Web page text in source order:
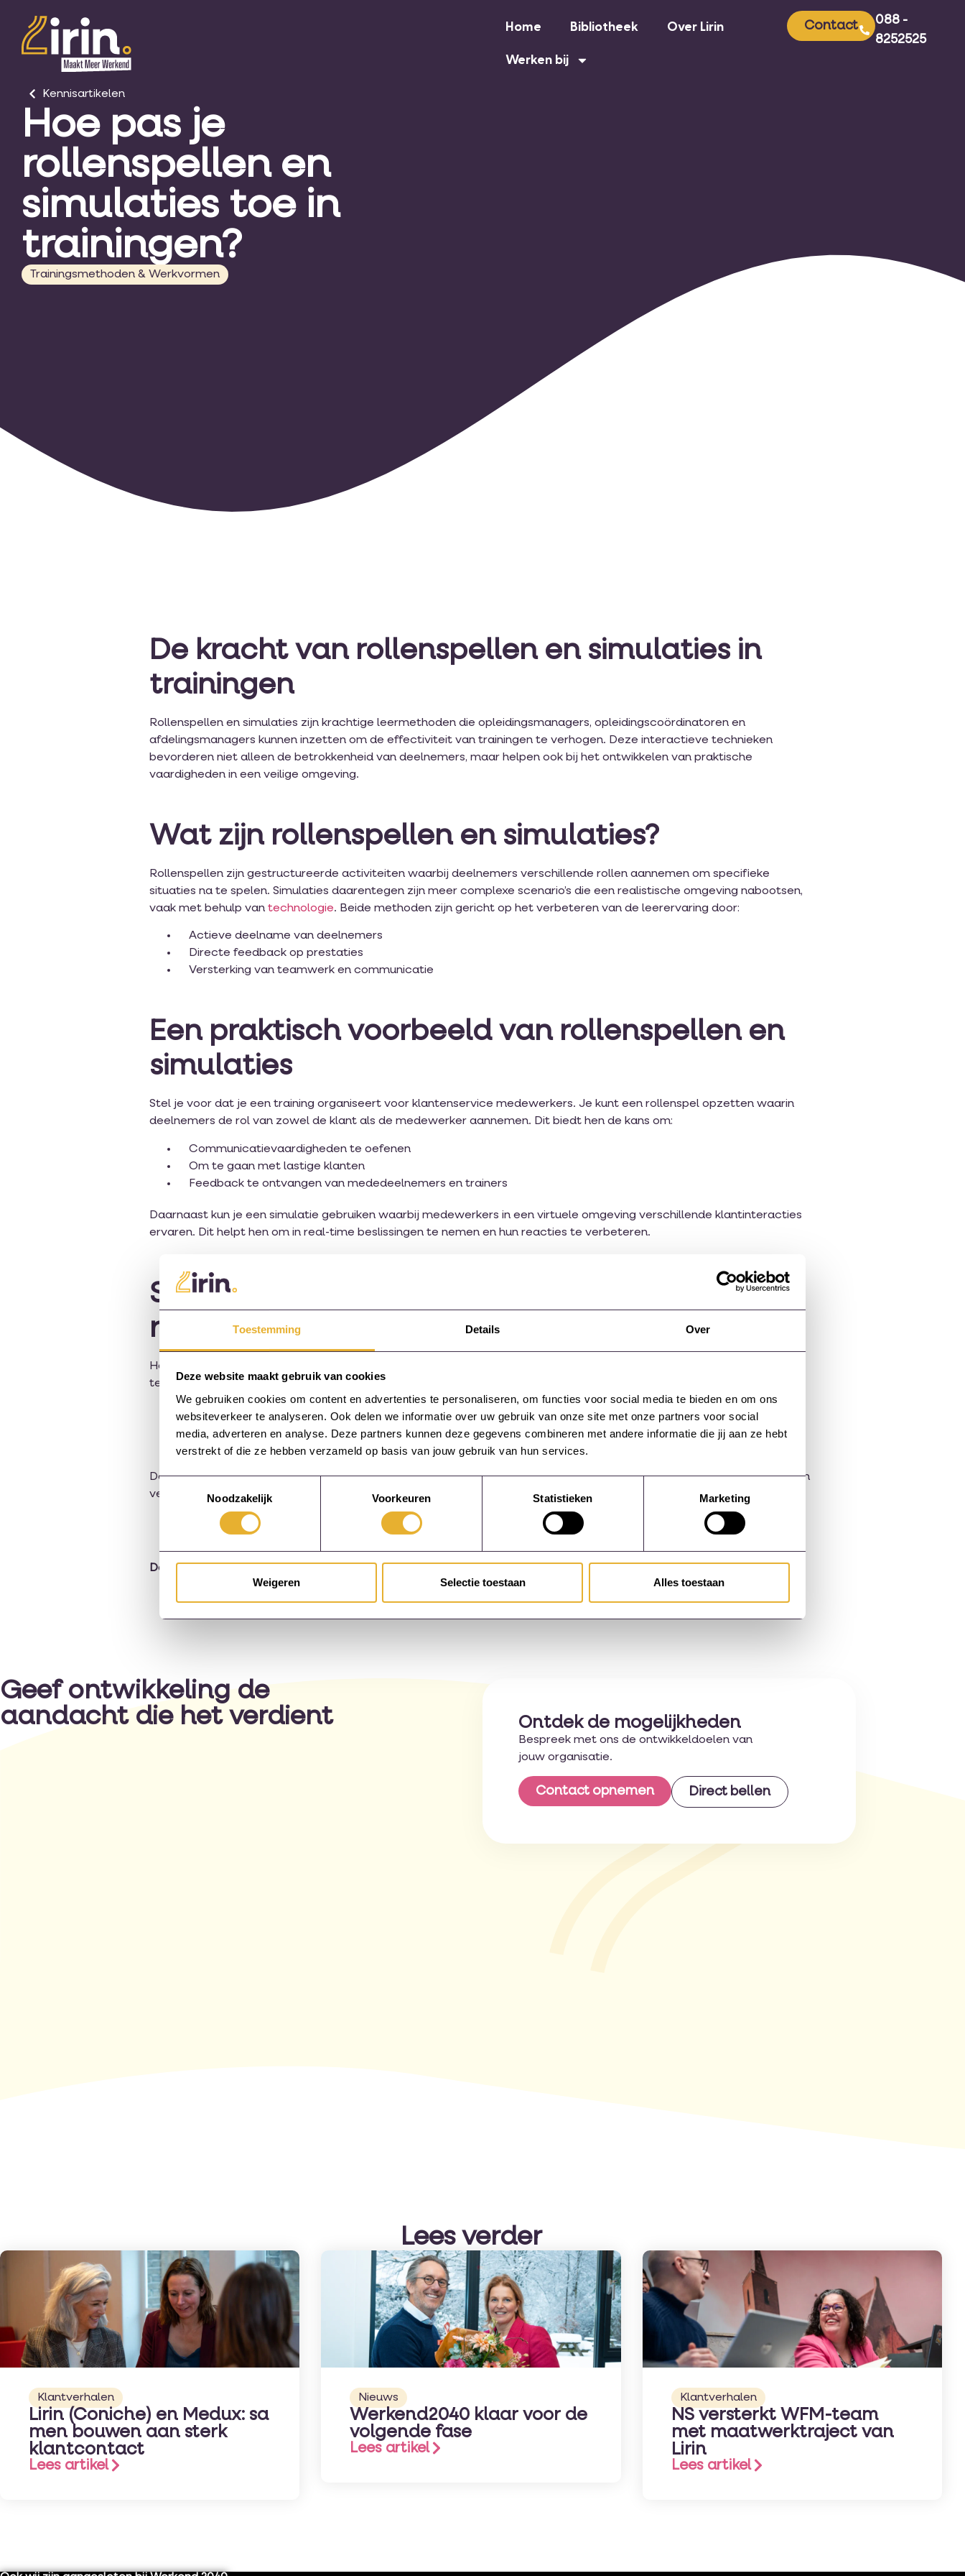
Toestemming Details Over
Deze website maakt gebruik van cookies
We gebruiken cookies om content en advertenties te personaliseren, om functies voor social media te bieden en om ons
websiteverkeer te analyseren. Ook delen we informatie over uw gebruik van onze site met onze partners voor social
media, adverteren en analyse. Deze partners kunnen deze gegevens combineren met andere informatie die jij aan ze hebt
verstrekt of die ze hebben verzameld op basis van jouw gebruik van hun services.
Noodzakelijk
Voorkeuren Statistieken Marketing
Weigeren Selectie toestaan Alles toestaan
Home Bibliotheek Over Lirin
Werken bij
Contact
088 -
8252525
Kennisartikelen
Hoe pas je
rollenspellen en
simulaties toe in
trainingen?
Trainingsmethoden & Werkvormen
De kracht van rollenspellen en simulaties in
trainingen
Rollenspellen en simulaties zijn krachtige leermethoden die opleidingsmanagers, opleidingscoördinatoren en
afdelingsmanagers kunnen inzetten om de effectiviteit van trainingen te verhogen. Deze interactieve technieken
bevorderen niet alleen de betrokkenheid van deelnemers, maar helpen ook bij het ontwikkelen van praktische
vaardigheden in een veilige omgeving.
Wat zijn rollenspellen en simulaties?
Rollenspellen zijn gestructureerde activiteiten waarbij deelnemers verschillende rollen aannemen om specifieke
situaties na te spelen. Simulaties daarentegen zijn meer complexe scenario’s die een realistische omgeving nabootsen,
vaak met behulp van technologie. Beide methoden zijn gericht op het verbeteren van de leerervaring door:
Actieve deelname van deelnemers
Directe feedback op prestaties
Versterking van teamwerk en communicatie
Een praktisch voorbeeld van rollenspellen en
simulaties
Stel je voor dat je een training organiseert voor klantenservice medewerkers. Je kunt een rollenspel opzetten waarin
deelnemers de rol van zowel de klant als de medewerker aannemen. Dit biedt hen de kans om:
Communicatievaardigheden te oefenen
Om te gaan met lastige klanten
Feedback te ontvangen van mededeelnemers en trainers
Daarnaast kun je een simulatie gebruiken waarbij medewerkers in een virtuele omgeving verschillende klantinteracties
ervaren. Dit helpt hen om in real-time beslissingen te nemen en hun reacties te verbeteren.
Samenvatting van de voordelen van
rollenspellen en simulaties
Het toepassen van rollenspellen en simulaties in trainingen biedt tal van voordelen voor opleidingsmanagers en hun
teams. Door deze methoden te integreren, kunnen organisaties:
De leerervaring verrijken
Praktische vaardigheden ontwikkelen
De teamdynamiek verbeteren
Door te investeren in deze interactieve leermethoden, kunnen organisaties niet alleen de effectiviteit van hun trainingen
verhogen, maar ook de algehele prestaties van hun medewerkers verbeteren.
Deel deze pagina:
Geef ontwikkeling de
aandacht die het verdient
Ontdek de mogelijkheden
Bespreek met ons de ontwikkeldoelen van
jouw organisatie.
Contact opnemen Direct bellen
Lees verder
Klantverhalen
Lirin (Coniche) en Medux: sa
men bouwen aan sterk
klantcontact
Lees artikel
Nieuws
Werkend2040 klaar voor de
volgende fase
Lees artikel
Klantverhalen
NS versterkt WFM-team
met maatwerktraject van
Lirin
Lees artikel